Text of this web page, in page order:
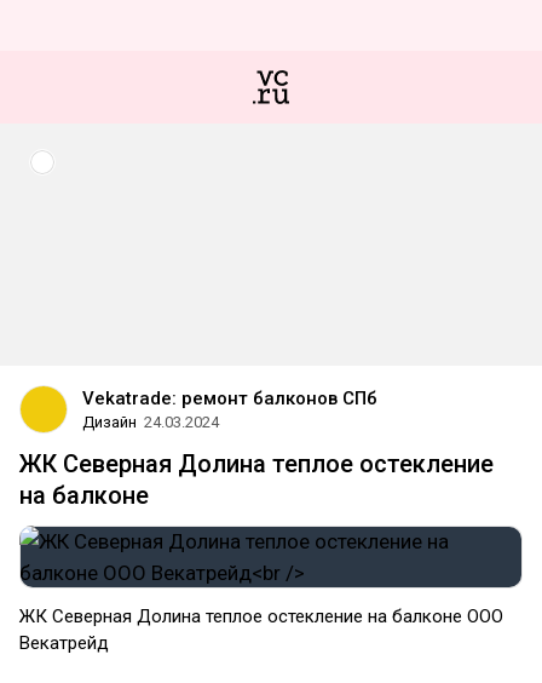
Vekatrade: ремонт балконов СПб
Дизайн 24.03.2024
ЖК Северная Долина теплое остекление
на балконе
ЖК Северная Долина теплое остекление на балконе ООО
Векатрейд